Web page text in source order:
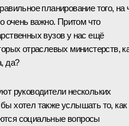
планирование того, на
очень важно. Притом что
вузов у нас ещё
отраслевых министерств,
да?
руководители нескольких
хотел также услышать то, как
социальные вопросы